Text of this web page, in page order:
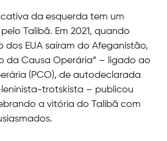
da esquerda tem um
Talibã. Em 2021, quando
dos EUA saíram do Afeganistão,
da Causa Operária” – ligado ao
(PCO), de autodeclarada
trotskista – publicou
a vitória do Talibã com